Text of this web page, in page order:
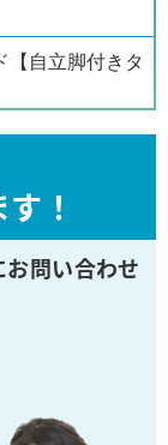
【自立脚付きタ
！
問い合わせ